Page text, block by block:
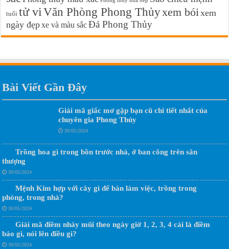
tuổi tử vi Văn Phòng Phong Thủyxem bói xem
ngày đẹpxe và màu sắcĐá Phong Thủy
Bài Viết Gần Đây
Giải mã giấc mơ gặp bạn cũ chi tiết nhất của
chuyên gia Phong Thủy
30/05/2024
Trồng hoa gì trong bồn trước nhà, ở ban công trên sân
thượng
30/05/2024
Mệnh Kim hợp với cây gì để bàn làm việc, trồng trong
phòng, trong nhà?
30/05/2024
Giải mã điềm nhảy mũi theo ngày giờ 1, 2, 3, 4 cái là điềm
báo gì, nói lên điều gì?
30/05/2024